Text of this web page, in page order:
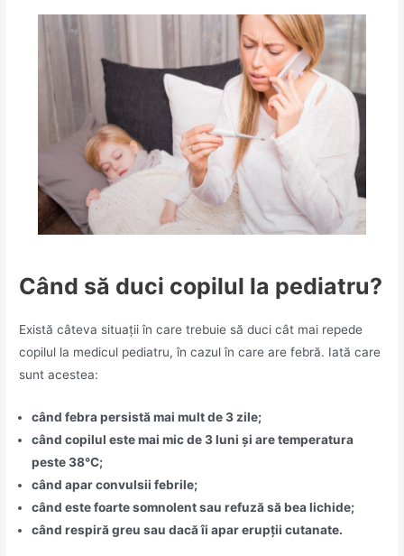
Când să duci copilul la pediatru?
Există câteva situații în care trebuie să duci cât mai repede
copilul la medicul pediatru, în cazul în care are febră. Iată care
sunt acestea:
când febra persistă mai mult de 3 zile;
când copilul este mai mic de 3 luni și are temperatura
peste 38°C;
când apar convulsii febrile;
când este foarte somnolent sau refuză să bea lichide;
când respiră greu sau dacă îi apar erupții cutanate.